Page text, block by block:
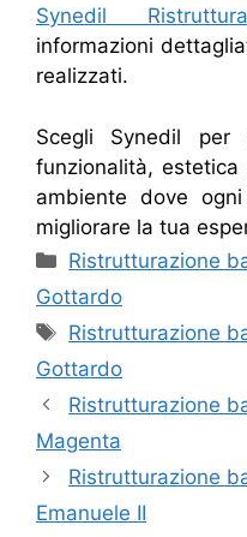
Synedil
informazioni
realizzati.
Scegli Synedil
funzionalità,
ambiente dove
migliorare la tua
Categorie
Ristrutturazione
Gottardo
Tag
Ristrutturazione
Gottardo
Ristrutturazione
Magenta
Ristrutturazione
Emanuele II